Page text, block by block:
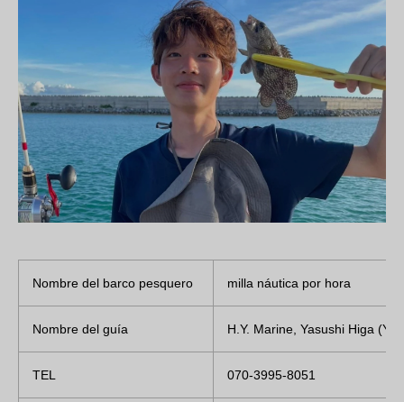
Nombre del barco pesquero milla náutica por hora
Nombre del guía H.Y. Marine, Yasushi Higa
TEL 070-3995-8051